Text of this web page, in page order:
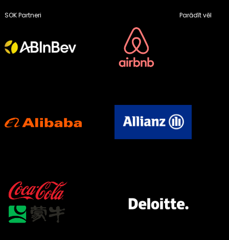
SOK Partneri Parādīt vēl